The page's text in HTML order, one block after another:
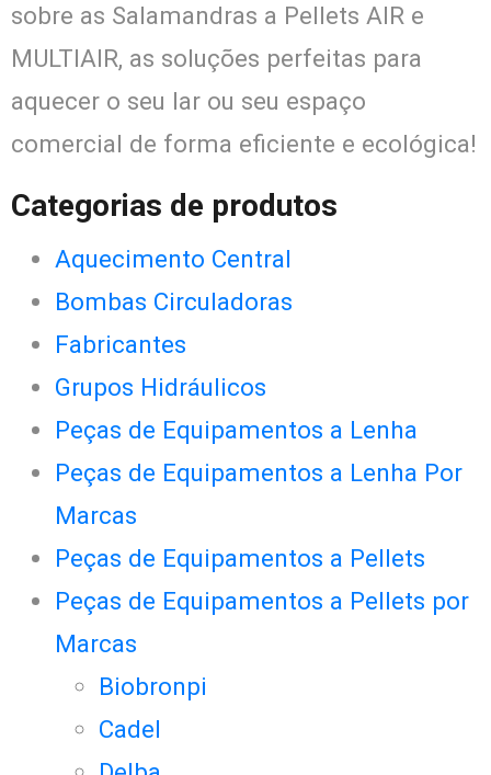
sobre as Salamandras a Pellets AIR e
MULTIAIR, as soluções perfeitas para
aquecer o seu lar ou seu espaço
comercial de forma eficiente e ecológica!
Categorias de produtos
Aquecimento Central
Bombas Circuladoras
Fabricantes
Grupos Hidráulicos
Peças de Equipamentos a Lenha
Peças de Equipamentos a Lenha Por
Marcas
Peças de Equipamentos a Pellets
Peças de Equipamentos a Pellets por
Marcas
Biobronpi
Cadel